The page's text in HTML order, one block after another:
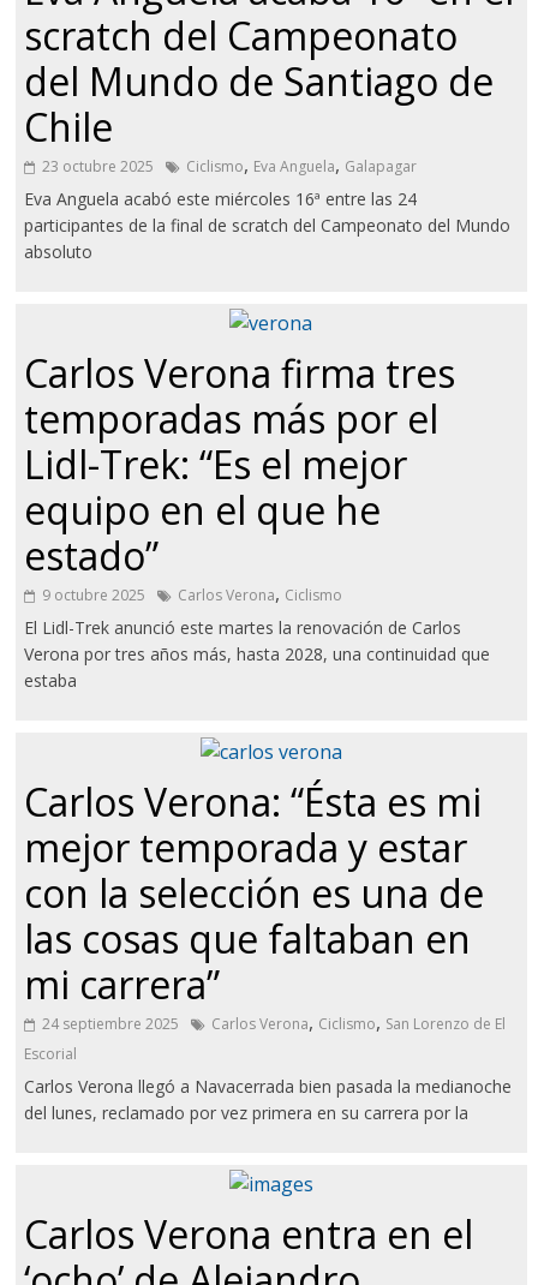
scratch del Campeonato
del Mundo de Santiago de
Chile
23 octubre 2025 Ciclismo, Eva Anguela, Galapagar
Eva Anguela acabó este miércoles 16ª entre las 24
participantes de la final de scratch del Campeonato del Mundo
absoluto
Carlos Verona firma tres
temporadas más por el
Lidl-Trek: “Es el mejor
equipo en el que he
estado”
9 octubre 2025 Carlos Verona, Ciclismo
El Lidl-Trek anunció este martes la renovación de Carlos
Verona por tres años más, hasta 2028, una continuidad que
estaba
Carlos Verona: “Ésta es mi
mejor temporada y estar
con la selección es una de
las cosas que faltaban en
mi carrera”
24 septiembre 2025 Carlos Verona, Ciclismo, San Lorenzo de El
Escorial
Carlos Verona llegó a Navacerrada bien pasada la medianoche
del lunes, reclamado por vez primera en su carrera por la
Carlos Verona entra en el